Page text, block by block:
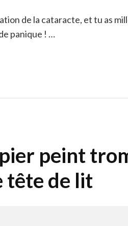
de la cataracte, et tu as
panique ! …
peint
tête de lit